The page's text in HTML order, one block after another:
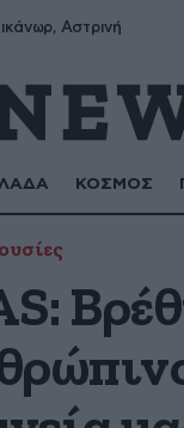
Αστρινή
ΚΟΣΜΟΣ